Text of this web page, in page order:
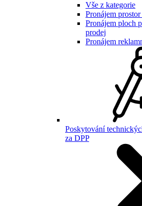
Vše z kategorie
Pronájem
Pronájem ploch
prodej
Pronájem
Poskytování
za DPP